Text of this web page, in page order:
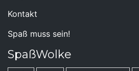
Kontakt
Spaß muss sein!
SpaßWolke